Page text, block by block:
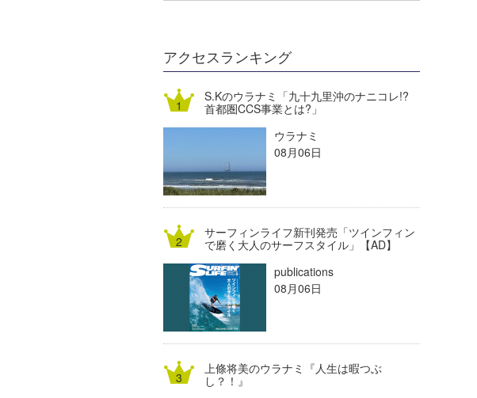
DELTA FORCE SURF
熊谷素子
進士剛光
植村未来
大野”MAR”修聖
喜納海人
Aichan
ECE
H
KID
KOBU
KY
MIN
mitz
OYZ
アクセスランキング
S.Kのウラナミ「九十九里沖のナニコレ!?
首都圏CCS事業とは?」
ウラナミ
08月06日
サーフィンライフ新刊発売「ツインフィン
で磨く大人のサーフスタイル」【AD】
publications
08月06日
上條将美のウラナミ『人生は暇つぶ
し？！』